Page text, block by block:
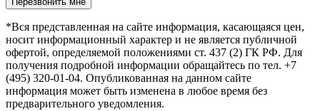
*Вся представленная на сайте информация, касающаяся цен,
носит информационный характер и не является публичной
офертой, определяемой положениями ст. 437 (2) ГК РФ. Для
получения подробной информации обращайтесь по тел. +7
(495) 320-01-04. Опубликованная на данном сайте
информация может быть изменена в любое время без
предварительного уведомления.